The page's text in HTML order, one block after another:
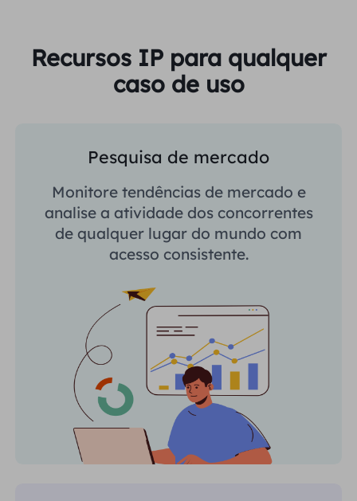
Recursos IP para qualquer
caso de uso
Pesquisa de mercado
Monitore tendências de mercado e
analise a atividade dos concorrentes
de qualquer lugar do mundo com
acesso consistente.